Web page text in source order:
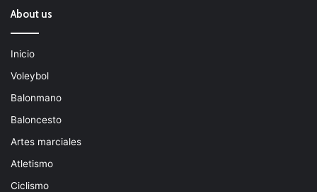
About us
Inicio
Voleybol
Balonmano
Baloncesto
Artes marciales
Atletismo
Ciclismo